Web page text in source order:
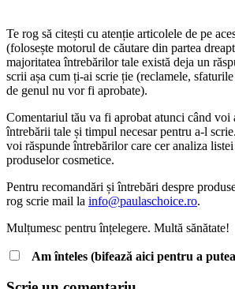
Te rog să citești cu atenție articolele de pe
(folosește motorul de căutare din partea
majoritatea întrebărilor tale există deja un
scrii așa cum ți-ai scrie ție (reclamele,
de genul nu vor fi aprobate).
Comentariul tău va fi aprobat atunci când voi
întrebării tale și timpul necesar pentru a-l
voi răspunde întrebărilor care cer analiza
produselor cosmetice.
Pentru recomandări și întrebări despre
rog scrie mail la info@paulaschoice.ro.
Mulțumesc pentru înțelegere. Multă sănătate!
Am înteles (bifează aici pentru a